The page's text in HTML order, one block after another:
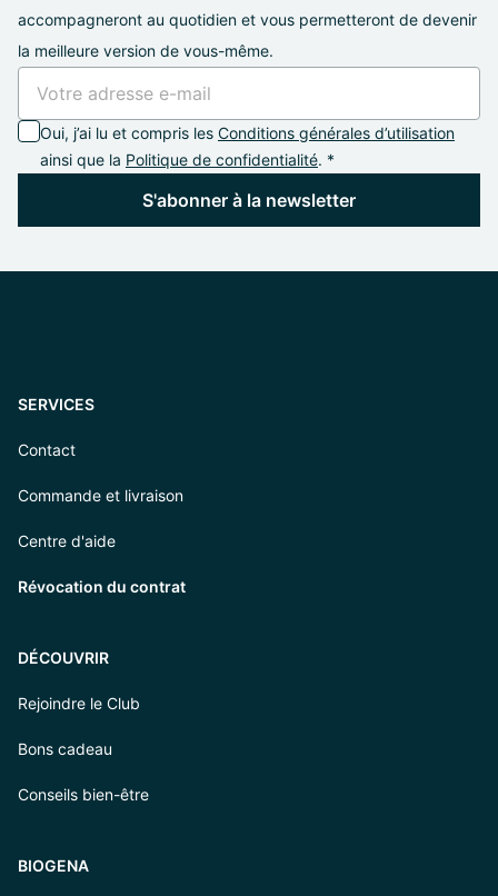
accompagneront au quotidien et vous permetteront de devenir
la meilleure version de vous-même.
Oui, j’ai lu et compris les Conditions générales d’utilisation
ainsi que la Politique de confidentialité. *
S'abonner à la newsletter
SERVICES
Contact
Commande et livraison
Centre d'aide
Révocation du contrat
DÉCOUVRIR
Rejoindre le Club
Bons cadeau
Conseils bien-être
BIOGENA